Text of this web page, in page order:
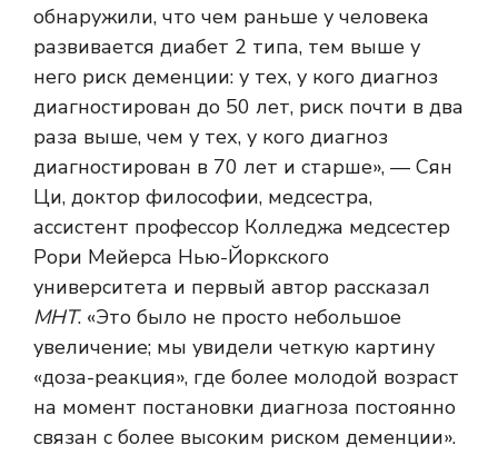
обнаружили, что чем раньше у человека
развивается диабет 2 типа, тем выше у
него риск деменции: у тех, у кого диагноз
диагностирован до 50 лет, риск почти в два
раза выше, чем у тех, у кого диагноз
диагностирован в 70 лет и старше», — Сян
Ци, доктор философии, медсестра,
ассистент профессор Колледжа медсестер
Рори Мейерса Нью-Йоркского
университета и первый автор рассказал
МНТ. «Это было не просто небольшое
увеличение; мы увидели четкую картину
«доза-реакция», где более молодой возраст
на момент постановки диагноза постоянно
связан с более высоким риском деменции».